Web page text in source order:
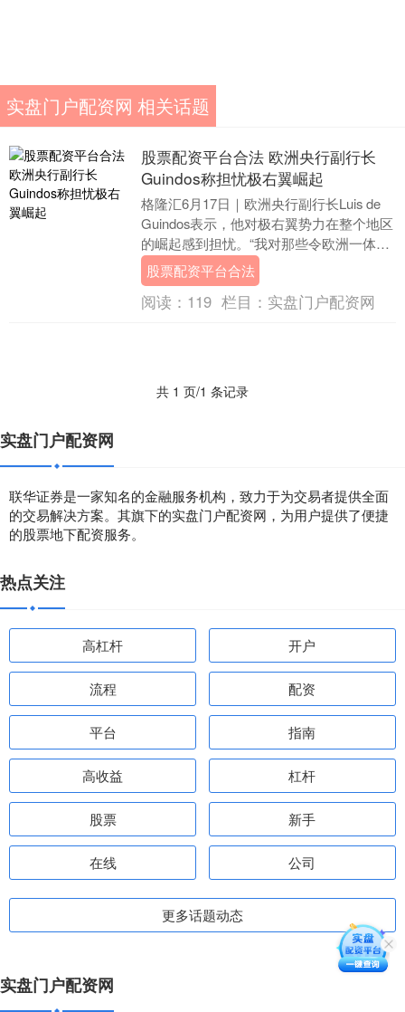
实盘门户配资网 相关话题
股票配资平台合法 欧洲央行副行长
Guindos称担忧极右翼崛起
格隆汇6月17日｜欧洲央行副行长Luis de
Guindos表示，他对极右翼势力在整个地区
的崛起感到担忧。“我对那些令欧洲一体化
进程面临质疑的非自由主义运动感....
股票配资平台合法
阅读： 119 栏目： 实盘门户配资网
共 1 页/1 条记录
实盘门户配资网
联华证券是一家知名的金融服务机构，致力于为交易者提供全面
的交易解决方案。其旗下的实盘门户配资网，为用户提供了便捷
的股票地下配资服务。
热点关注
高杠杆 开户
流程 配资
平台 指南
高收益 杠杆
股票 新手
在线 公司
更多话题动态
实盘门户配资网